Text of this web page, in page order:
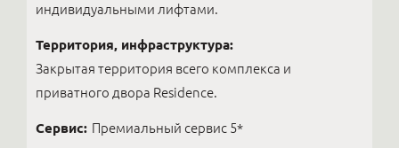
индивидуальными лифтами.
Территория, инфраструктура:
Закрытая территория всего комплекса и
приватного двора Residence.
Сервис: Премиальный сервис 5*